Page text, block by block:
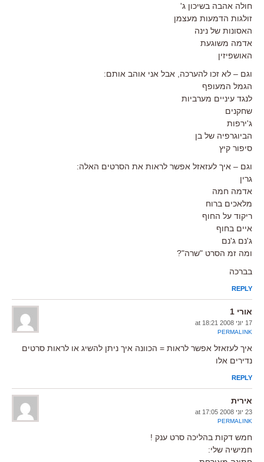
חולה אהבה בשיכון ג'
זולגות הדמעות מעצמן
האסונות של נינה
אדמה משוגעת
האושפיזין
וגם – לא זכו להערכה, אבל אני אוהב אותם:
הגמל המעופף
לנגד עיניים מערביות
שחקנים
ג'ירפות
הביוגרפיה של בן
סיפור קיץ
וגם – איך לעזאזל אפשר לראות את הסרטים האלה:
גרין
אדמה חמה
מלאכים ברוח
ריקוד על החוף
איים בחוף
ג'נם ג'נם
ומה זמ הסרט "שרה"?
בברכה
REPLY
אורי 1
17 יוני 2008 at 18:21
PERMALINK
איך לעזאזל אפשר לראות = הכוונה איך ניתן להשיג או לראות סרטים
נדירים אלו
REPLY
אירית
23 יוני 2008 at 17:05
PERMALINK
חמש דקות בהליכה סרט ענק !
חמישיה שלי: